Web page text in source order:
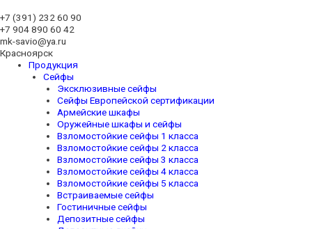
+7 (391) 232 60 90
+7 904 890 60 42
mk-savio@ya.ru
Красноярск
Продукция
Сейфы
Эксклюзивные сейфы
Сейфы Европейской сертификации
Армейские шкафы
Оружейные шкафы и сейфы
Взломостойкие сейфы 1 класса
Взломостойкие сейфы 2 класса
Взломостойкие сейфы 3 класса
Взломостойкие сейфы 4 класса
Взломостойкие сейфы 5 класса
Встраиваемые сейфы
Гостиничные сейфы
Депозитные сейфы